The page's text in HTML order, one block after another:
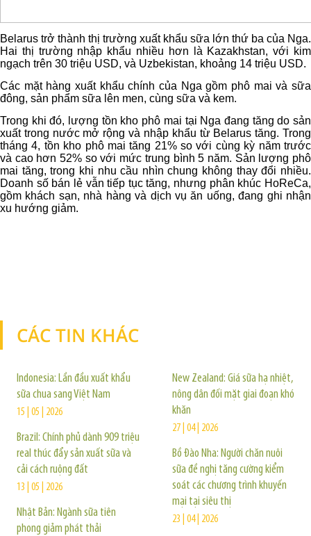
Belarus trở thành thị trường xuất khẩu sữa lớn thứ ba của Nga.
Hai thị trường nhập khẩu nhiều hơn là Kazakhstan, với kim
ngạch trên 30 triệu USD, và Uzbekistan, khoảng 14 triệu USD.
Các mặt hàng xuất khẩu chính của Nga gồm phô mai và sữa
đông, sản phẩm sữa lên men, cùng sữa và kem.
Trong khi đó, lượng tồn kho phô mai tại Nga đang tăng do sản
xuất trong nước mở rộng và nhập khẩu từ Belarus tăng. Trong
tháng 4, tồn kho phô mai tăng 21% so với cùng kỳ năm trước
và cao hơn 52% so với mức trung bình 5 năm. Sản lượng phô
mai tăng, trong khi nhu cầu nhìn chung không thay đổi nhiều.
Doanh số bán lẻ vẫn tiếp tục tăng, nhưng phân khúc HoReCa,
gồm khách sạn, nhà hàng và dịch vụ ăn uống, đang ghi nhận
xu hướng giảm.
CÁC TIN KHÁC
Indonesia: Lần đầu xuất khẩu
sữa chua sang Việt Nam
15 | 05 | 2026
Brazil: Chính phủ dành 909 triệu
real thúc đẩy sản xuất sữa và
cải cách ruộng đất
13 | 05 | 2026
Nhật Bản: Ngành sữa tiên
phong giảm phát thải
New Zealand: Giá sữa hạ nhiệt,
nông dân đối mặt giai đoạn khó
khăn
27 | 04 | 2026
Bồ Đào Nha: Người chăn nuôi
sữa đề nghị tăng cường kiểm
soát các chương trình khuyến
mại tại siêu thị
23 | 04 | 2026